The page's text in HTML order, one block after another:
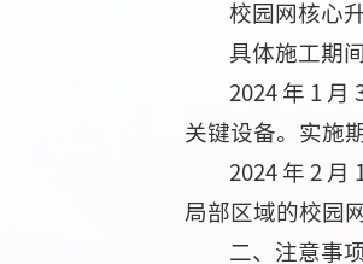
校园网核心
具体施工期
2024 年 1 月
关键设备。实施
2024 年 2 月
局部区域的校园
二、注意事